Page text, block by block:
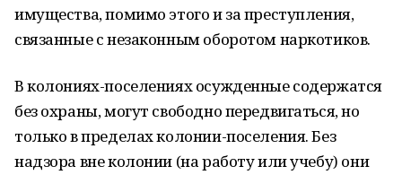
имущества, помимо этого и за преступления,
связанные с незаконным оборотом наркотиков.
В колониях-поселениях осужденные содержатся
без охраны, могут свободно передвигаться, но
только в пределах колонии-поселения. Без
надзора вне колонии (на работу или учебу) они